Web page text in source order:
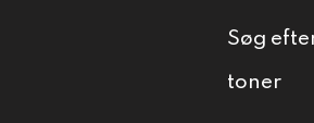
Søg
toner